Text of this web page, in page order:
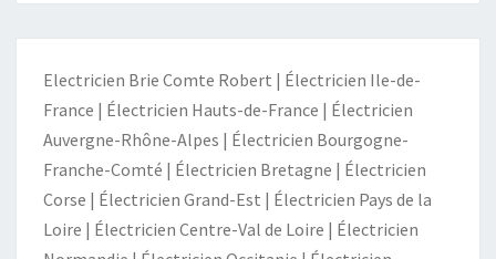
Electricien Brie Comte Robert | Électricien Ile-de-
France | Électricien Hauts-de-France | Électricien
Auvergne-Rhône-Alpes | Électricien Bourgogne-
Franche-Comté | Électricien Bretagne | Électricien
Corse | Électricien Grand-Est | Électricien Pays de la
Loire | Électricien Centre-Val de Loire | Électricien